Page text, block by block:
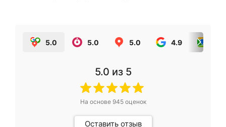
5.0 5.0 5.0 4.9
5.0 из 5
На основе 945оценок
Оставить отзыв